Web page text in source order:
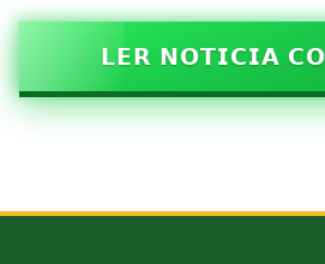
𝗟𝗘𝗥 𝗡𝗢𝗧𝗜𝗖𝗜𝗔